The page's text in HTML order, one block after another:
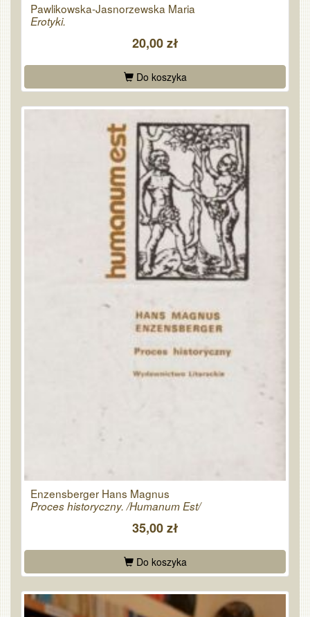
Pawlikowska-Jasnorzewska Maria
Erotyki.
20,00 zł
Do koszyka
Enzensberger Hans Magnus
Proces historyczny. /Humanum Est/
35,00 zł
Do koszyka